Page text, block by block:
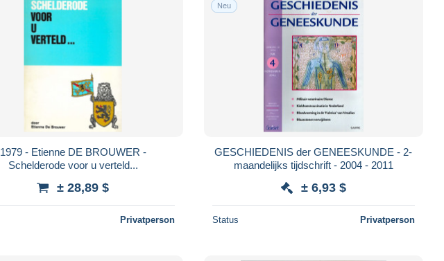
1979 - Etienne DE BROUWER -
Schelderode voor u verteld...
± 28,89 $
Privatperson
Neu
GESCHIEDENIS der GENEESKUNDE - 2-
maandelijks tijdschrift - 2004 - 2011
± 6,93 $
Status Privatperson